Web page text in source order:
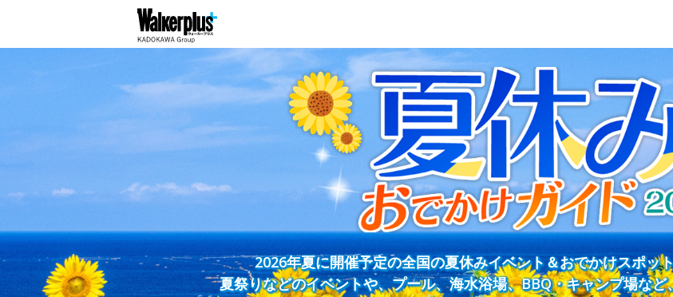
2026年夏に開催予定の全国の夏休みイベント＆おでかけスポッ
夏祭りなどのイベントや、プール、海水浴場、BBQ・キャンプ場な